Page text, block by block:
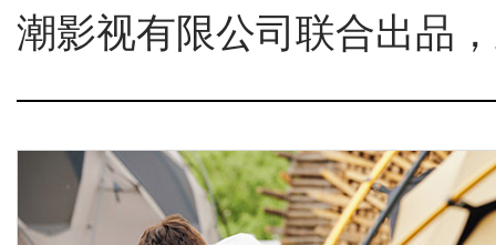
潮影视有限公司联合出品